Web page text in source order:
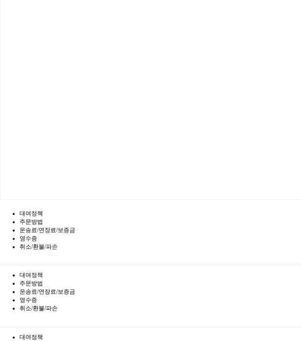
대여정책
주문방법
운송료/연장료/보증금
영수증
취소/환불/파손
대여정책
주문방법
운송료/연장료/보증금
영수증
취소/환불/파손
대여정책